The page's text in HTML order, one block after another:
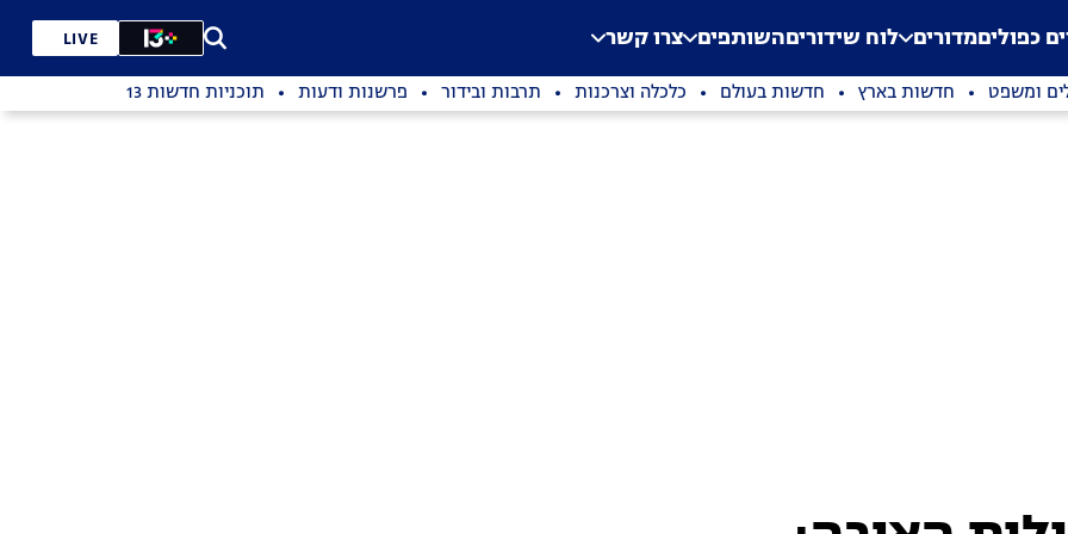
Application error: a
. כפוליםמדורים לוח שידוריםהשותפים צרו קשר LIVE
ומשפט חדשות בארץ חדשות בעולם כלכלה וצרכנות תרבות ובידור פרשנות ודעות תוכניות חדשות 13